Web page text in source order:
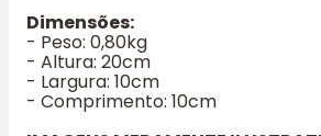
Dimensões:
- Peso: 0,80kg
- Altura: 20cm
- Largura: 10cm
- Comprimento: 10cm